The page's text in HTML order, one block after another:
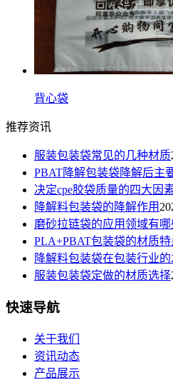
背心袋
推荐资讯
服装包装袋常见的几种材质
PBAT降解包装袋降解后主
决定cpe胶袋质量的四大因
降解料包装袋的降解作用
磨砂拉链袋的应用领域有哪
PLA+PBAT包装袋的材质特
降解料包装袋在包装行业
服装包装袋定做的材质选择
快速导航
关于我们
资讯动态
产品展示